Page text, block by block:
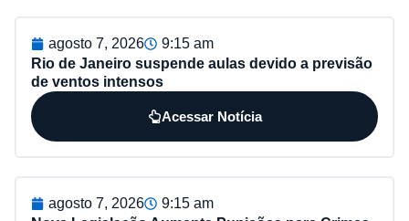
agosto 7, 2026
9:15 am
Rio de Janeiro suspende aulas devido a previsão
de ventos intensos
Acessar Notícia
agosto 7, 2026
9:15 am